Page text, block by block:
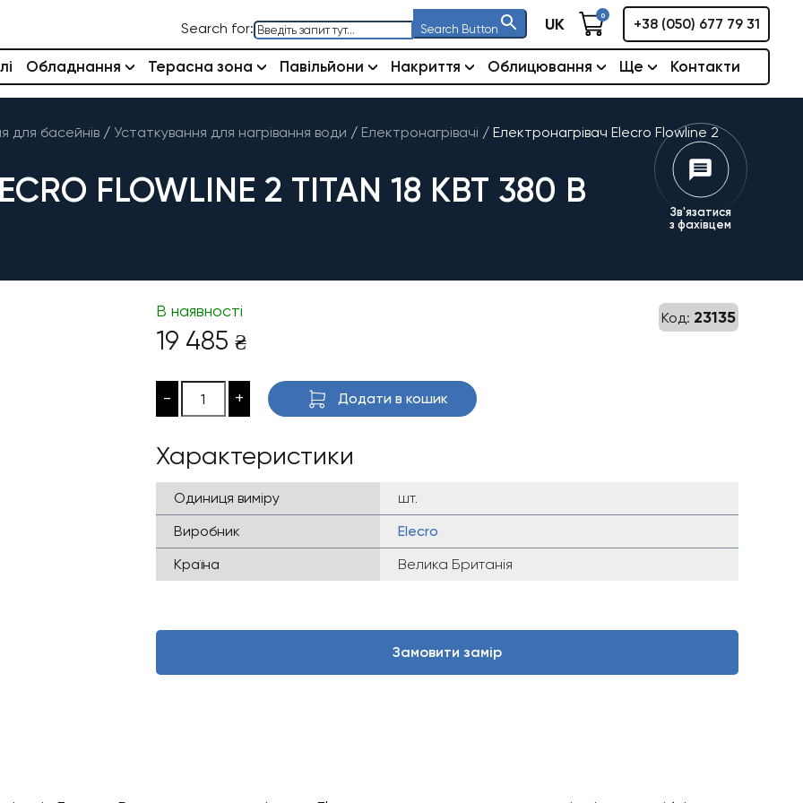
Search for: Search Button UK 0
+38 (050) 677 79 31
Обладнання Терасна зона Павільйони Накриття Облицювання Ще Контакти
для басейнів / Устаткування для нагрівання води / Електронагрівачі / Електронагрівач Elecro Flowline 2
FLOWLINE 2 TITAN 18 КВТ 380 В
Зв'язатися
з фахівцем
Код: 23135
В наявності
19 485 ₴
- + Додати в кошик
Характеристики
Одиниця виміру
шт.
Виробник
Elecro
Країна
Велика Британія
Замовити замір